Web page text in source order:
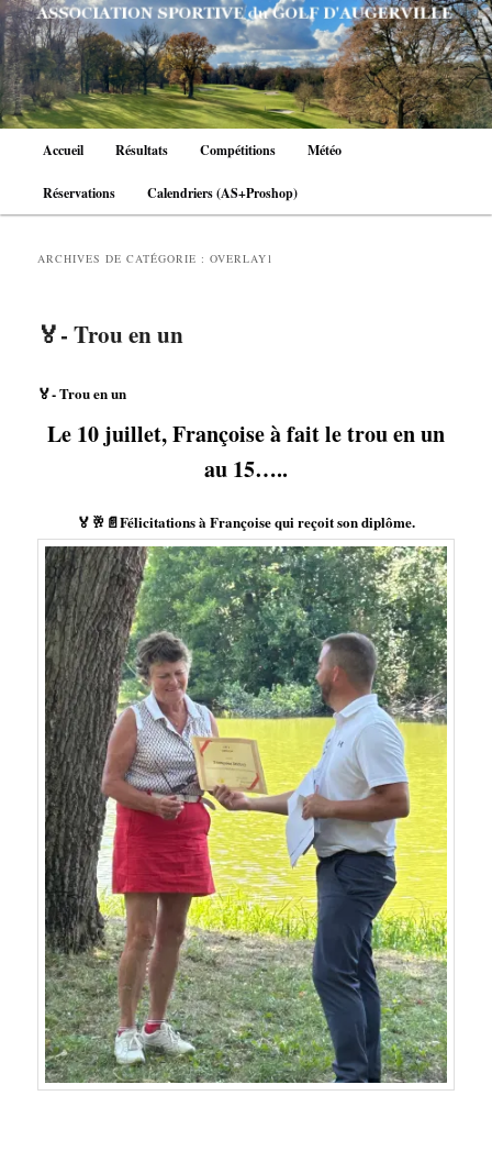
Aller
au
contenu
principal
Aller
au
contenu
secondaire
Accueil Résultats Compétitions Météo
Réservations Calendriers (AS+Proshop)
ARCHIVES DE CATÉGORIE :OVERLAY1
🏅- Trou en un
🏅- Trou en un
Le 10 juillet, Françoise à fait le trou en un
au 15…..
🏅🥂📄Félicitations à Françoise qui reçoit son diplôme.